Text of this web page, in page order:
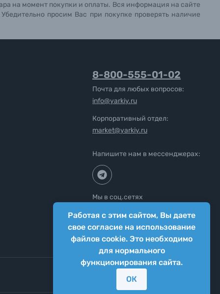
на момент покупки и оплаты. Вся информация на сайте
просим Вас при покупке проверять наличие
Работая с этим сайтом, Вы даете
свое согласие на использование
файлов cookie. Это необходимо
для нормального
функционирования сайта.
ОК
8-800-555-01-02
Почта для любых вопросов:
info@yarkiy.ru
Корпоративный отдел:
market@yarkiy.ru
Напишите нам в мессенджерах:
Мы в соц.сетях